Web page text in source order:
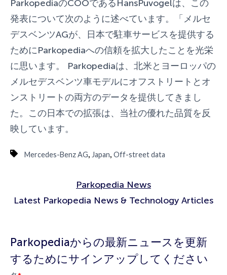
ParkopediaのCOOであるHansPuvogelは、この
発表について次のように述べています。「メルセ
デスベンツAGが、日本で駐車サービスを提供する
ためにParkopediaへの信頼を拡大したことを光栄
に思います。 Parkopediaは、北米とヨーロッパの
メルセデスベンツ車モデルにオフストリートとオ
ンストリートの両方のデータを提供してきまし
た。この日本での拡張は、当社の優れた品質を反
映しています。
Mercedes-Benz AG, Japan, Off-street data
Parkopedia News
Latest Parkopedia News & Technology Articles
Parkopediaからの最新ニュースを更新
するためにサインアップしてください